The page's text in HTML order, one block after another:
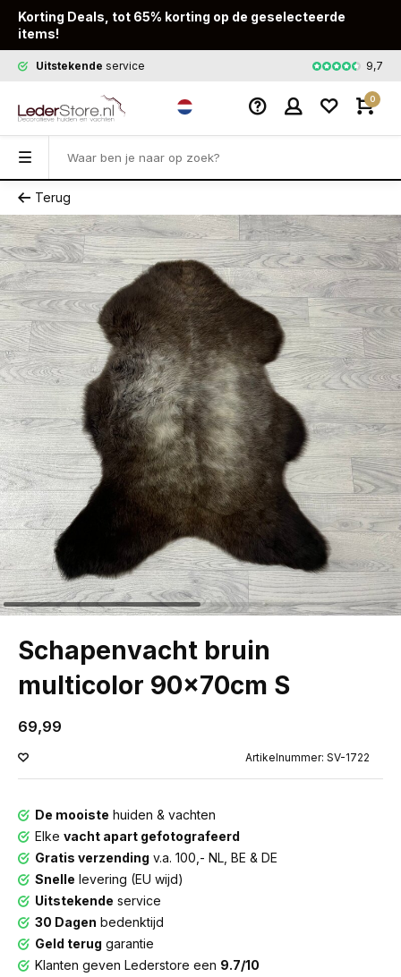
Korting Deals, tot 65% korting op de geselecteerde
items!
Uitstekende service Snelle9,7
0
Terug
Schapenvacht bruin
multicolor 90x70cm S
69,99
Artikelnummer: SV-1722
De mooiste huiden & vachten
Elke vacht apart gefotografeerd
Gratis verzending v.a. 100,- NL, BE & DE
Snelle levering (EU wijd)
Uitstekende service
30 Dagen bedenktijd
Geld terug garantie
Klanten geven Lederstore een 9.7/10